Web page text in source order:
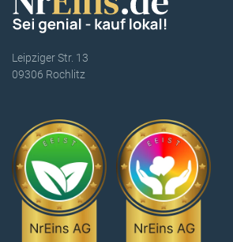
Leipziger Str. 13
09306 Rochlitz